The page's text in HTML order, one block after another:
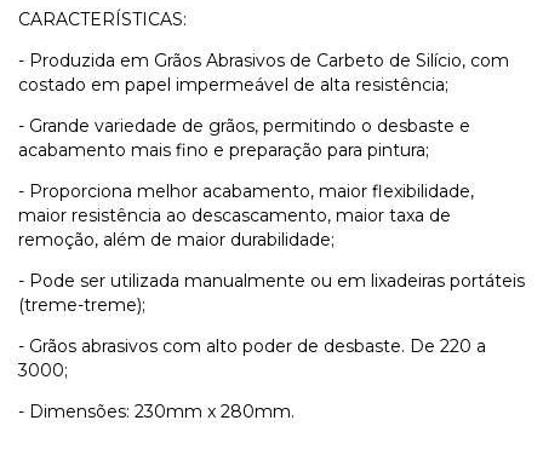
CARACTERÍSTICAS:
- Produzida em Grãos Abrasivos de Carbeto de Silício, com
costado em papel impermeável de alta resistência;
- Grande variedade de grãos, permitindo o desbaste e
acabamento mais fino e preparação para pintura;
- Proporciona melhor acabamento, maior flexibilidade,
maior resistência ao descascamento, maior taxa de
remoção, além de maior durabilidade;
- Pode ser utilizada manualmente ou em lixadeiras portáteis
(treme-treme);
- Grãos abrasivos com alto poder de desbaste. De 220 a
3000;
- Dimensões: 230mm x 280mm.